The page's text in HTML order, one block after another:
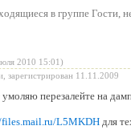
в группе Гости,
2010 15:01)
зарегистрирован 11.11.2009
умоляю перезалейте на
L5MKDHдля